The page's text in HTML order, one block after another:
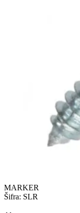
MARKER
Šifra: SLR